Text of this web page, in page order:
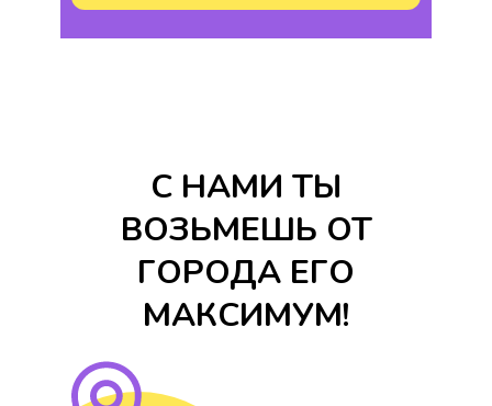
С НАМИ ТЫ
ВОЗЬМЕШЬ ОТ
ГОРОДА ЕГО
МАКСИМУМ!